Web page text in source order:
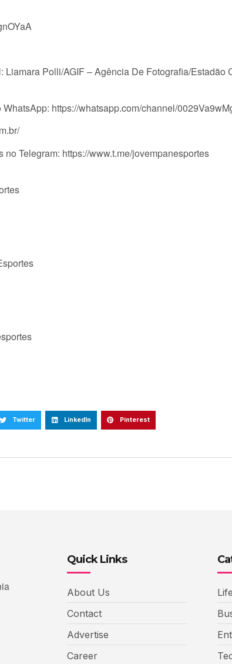
Liamara Polli/AGIF – Agência De Fotografia/Estadão
WhatsApp: https://whatsapp.com/channel/
Telegram: https://www.t.me/jovempanesportes
Twitter LinkedIn Pinterest
Quick Links
About Us
Contact
Advertise
Career